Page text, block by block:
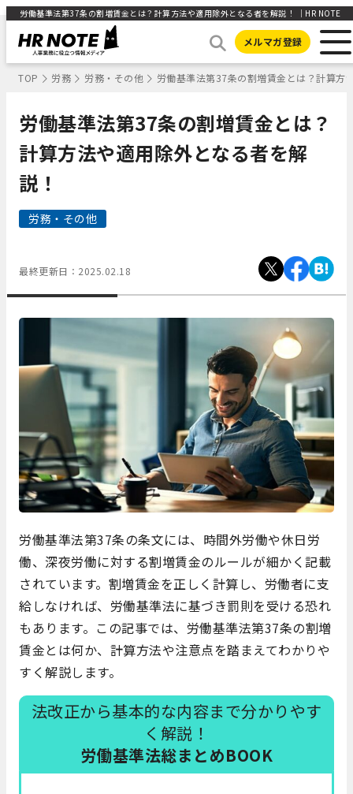
労働基準法第37条の割増賃金とは？計算方法や適用除外となる者を解説！ ｜HR NOTE
メルマガ登録
TOP 労務 労務・その他 労働基準法第37条の割増賃金とは？計算方
労働基準法第37条の割増賃金とは？
計算方法や適用除外となる者を解
説！
労務・その他
最終更新日： 2025.02.18
労働基準法第37条の条文には、時間外労働や休日労
働、深夜労働に対する割増賃金のルールが細かく記載
されています。割増賃金を正しく計算し、労働者に支
給しなければ、労働基準法に基づき罰則を受ける恐れ
もあります。この記事では、労働基準法第37条の割増
賃金とは何か、計算方法や注意点を踏まえてわかりや
すく解説します。
法改正から基本的な内容まで分かりやす
く解説！
労働基準法総まとめBOOK